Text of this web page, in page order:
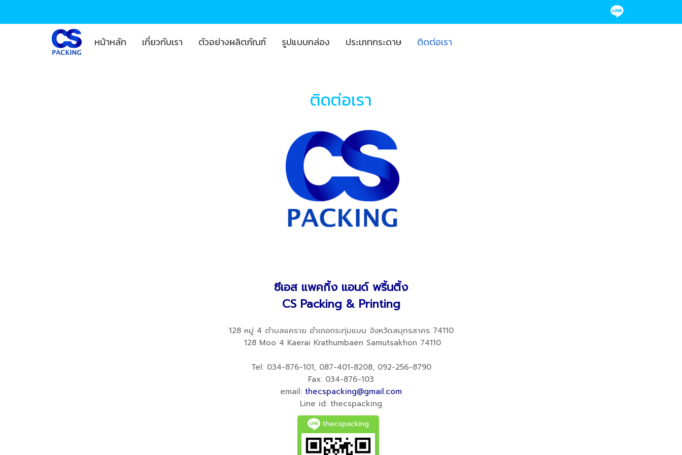
หน้าหลัก เกี่ยวกับเรา ตัวอย่างผลิตภัณฑ์ รูปแบบกล่อง ประเภทกระดาษ ติดต่อเรา
ติดต่อเรา
ซีเอส แพคกิ้ง แอนด์ พริ้นติ้ง
CS Packing & Printing
128 หมู่ 4 ตำบลแคราย อำเภอกระทุ่มแบน จังหวัดสมุทรสาคร 74110
128 Moo 4 Kaerai Krathumbaen Samutsakhon 74110
Tel: 034-876-101, 087-401-8208, 092-256-8790
Fax: 034-876-103
email: thecspacking@gmail.com
Line id: thecspacking
thecspacking